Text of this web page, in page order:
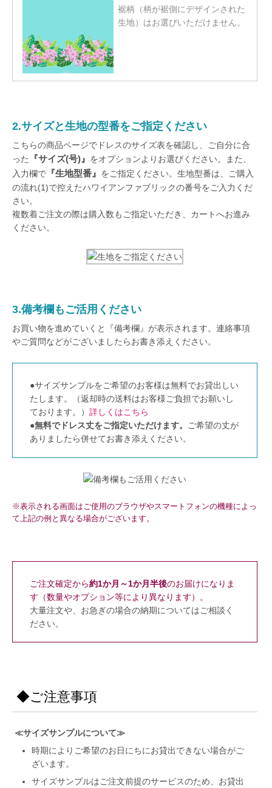
裾柄（柄が裾側にデザインされた
生地）はお選びいただけません。
2.サイズと生地の型番をご指定ください
こちらの商品ページでドレスのサイズ表を確認し、ご自分に合
った
『サイズ(号)』 をオプションよりお選びください。また、
入力欄で 『生地型番』 をご指定ください。生地型番は、ご購入
の流れ(1)で控えたハワイアンファブリックの番号をご入力くだ
さい。
複数着ご注文の際は購入数もご指定いただき、カートへお進み
ください。
3.備考欄もご活用ください
お買い物を進めていくと『備考欄』が表示されます。連絡事項
やご質問などがございましたらお書き添えください。
●サイズサンプルをご希望のお客様は無料でお貸出しい
たします。（返却時の送料はお客様ご負担でお願いし
ております。） 詳しくはこちら
●無料でドレス丈をご指定いただけます。
ご希望の丈が
ありましたら併せてお書き添えください。
※表示される画面はご使用のブラウザやスマートフォンの機種によっ
て上記の例と異なる場合がございます。
ご注文確定から約1か月～1か月半後のお届けになりま
す（数量やオプション等により異なります）。
大量注文や、お急ぎの場合の納期についてはご相談く
ださい。
◆ご注意事項
≪サイズサンプルについて≫
時期によりご希望のお日にちにお貸出できない場合がご
ざいます。
サイズサンプルはご注文前提のサービスのため、お貸出